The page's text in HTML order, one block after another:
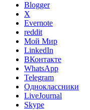
Blogger
X
Evernote
reddit
Мой Мир
LinkedIn
ВКонтакте
WhatsApp
Telegram
Одноклассники
LiveJournal
Skype